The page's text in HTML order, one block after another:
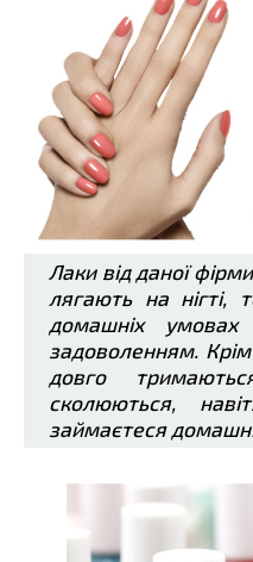
Лаки від даної
лягають на нігті,
домашніх
задоволенням.
довго
сколюються,
займаєтеся